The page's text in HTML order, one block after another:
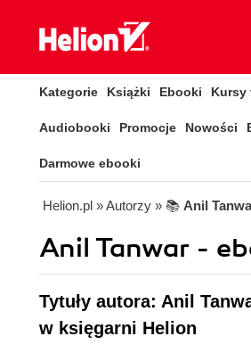
Kategorie Książki Ebooki Kursy
Audiobooki Promocje Nowości
Darmowe ebooki
Helion.pl » Autorzy » 📚 Anil
Anil Tanwar -
Tytuły autora: Anil
w księgarni Helion